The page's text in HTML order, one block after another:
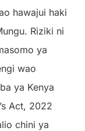
hawajui haki
Riziki ni
ya
wao
ya Kenya
Act, 2022
chini ya